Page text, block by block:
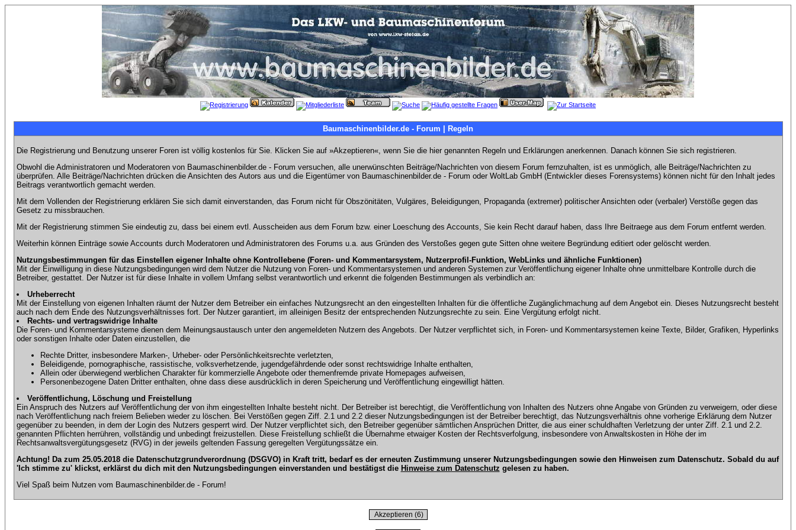
Baumaschinenbilder.de - Forum | Regeln
Die Registrierung und Benutzung unserer Foren ist völlig kostenlos für Sie. Klicken Sie auf »Akzeptieren«, wenn Sie die hier genannten Regeln und Erklärungen anerkennen. Danach können Sie sich registrieren.
Obwohl die Administratoren und Moderatoren von Baumaschinenbilder.de - Forum versuchen, alle unerwünschten Beiträge/Nachrichten von diesem Forum fernzuhalten, ist es unmöglich, alle Beiträge/Nachrichten zu
überprüfen. Alle Beiträge/Nachrichten drücken die Ansichten des Autors aus und die Eigentümer von Baumaschinenbilder.de - Forum oder WoltLab GmbH (Entwickler dieses Forensystems) können nicht für den Inhalt jedes
Beitrags verantwortlich gemacht werden.
Mit dem Vollenden der Registrierung erklären Sie sich damit einverstanden, das Forum nicht für Obszönitäten, Vulgäres, Beleidigungen, Propaganda (extremer) politischer Ansichten oder (verbaler) Verstöße gegen das
Gesetz zu missbrauchen.
Mit der Registrierung stimmen Sie eindeutig zu, dass bei einem evtl. Ausscheiden aus dem Forum bzw. einer Loeschung des Accounts, Sie kein Recht darauf haben, dass Ihre Beitraege aus dem Forum entfernt werden.
Weiterhin können Einträge sowie Accounts durch Moderatoren und Administratoren des Forums u.a. aus Gründen des Verstoßes gegen gute Sitten ohne weitere Begründung editiert oder gelöscht werden.
Nutzungsbestimmungen für das Einstellen eigener Inhalte ohne Kontrollebene (Foren- und Kommentarsystem, Nutzerprofil-Funktion, WebLinks und ähnliche Funktionen)
Mit der Einwilligung in diese Nutzungsbedingungen wird dem Nutzer die Nutzung von Foren- und Kommentarsystemen und anderen Systemen zur Veröffentlichung eigener Inhalte ohne unmittelbare Kontrolle durch die
Betreiber, gestattet. Der Nutzer ist für diese Inhalte in vollem Umfang selbst verantwortlich und erkennt die folgenden Bestimmungen als verbindlich an:
Urheberrecht
Mit der Einstellung von eigenen Inhalten räumt der Nutzer dem Betreiber ein einfaches Nutzungsrecht an den eingestellten Inhalten für die öffentliche Zugänglichmachung auf dem Angebot ein. Dieses Nutzungsrecht besteht
auch nach dem Ende des Nutzungsverhältnisses fort. Der Nutzer garantiert, im alleinigen Besitz der entsprechenden Nutzungsrechte zu sein. Eine Vergütung erfolgt nicht.
Rechts- und vertragswidrige Inhalte
Die Foren- und Kommentarsysteme dienen dem Meinungsaustausch unter den angemeldeten Nutzern des Angebots. Der Nutzer verpflichtet sich, in Foren- und Kommentarsystemen keine Texte, Bilder, Grafiken, Hyperlinks
oder sonstigen Inhalte oder Daten einzustellen, die
Rechte Dritter, insbesondere Marken-, Urheber- oder Persönlichkeitsrechte verletzten,
Beleidigende, pornographische, rassistische, volksverhetzende, jugendgefährdende oder sonst rechtswidrige Inhalte enthalten,
Allein oder überwiegend werblichen Charakter für kommerzielle Angebote oder themenfremde private Homepages aufweisen,
Personenbezogene Daten Dritter enthalten, ohne dass diese ausdrücklich in deren Speicherung und Veröffentlichung eingewilligt hätten.
Veröffentlichung, Löschung und Freistellung
Ein Anspruch des Nutzers auf Veröffentlichung der von ihm eingestellten Inhalte besteht nicht. Der Betreiber ist berechtigt, die Veröffentlichung von Inhalten des Nutzers ohne Angabe von Gründen zu verweigern, oder diese
nach Veröffentlichung nach freiem Belieben wieder zu löschen. Bei Verstößen gegen Ziff. 2.1 und 2.2 dieser Nutzungsbedingungen ist der Betreiber berechtigt, das Nutzungsverhältnis ohne vorherige Erklärung dem Nutzer
gegenüber zu beenden, in dem der Login des Nutzers gesperrt wird. Der Nutzer verpflichtet sich, den Betreiber gegenüber sämtlichen Ansprüchen Dritter, die aus einer schuldhaften Verletzung der unter Ziff. 2.1 und 2.2.
genannten Pflichten herrühren, vollständig und unbedingt freizustellen. Diese Freistellung schließt die Übernahme etwaiger Kosten der Rechtsverfolgung, insbesondere von Anwaltskosten in Höhe der im
Rechtsanwaltsvergütungsgesetz (RVG) in der jeweils geltenden Fassung geregelten Vergütungssätze ein.
Achtung! Da zum 25.05.2018 die Datenschutzgrundverordnung (DSGVO) in Kraft tritt, bedarf es der erneuten Zustimmung unserer Nutzungsbedingungen sowie den Hinweisen zum Datenschutz. Sobald du auf
'Ich stimme zu' klickst, erklärst du dich mit den Nutzungsbedingungen einverstanden und bestätigst die Hinweise zum Datenschutz gelesen zu haben.
Viel Spaß beim Nutzen vom Baumaschinenbilder.de - Forum!